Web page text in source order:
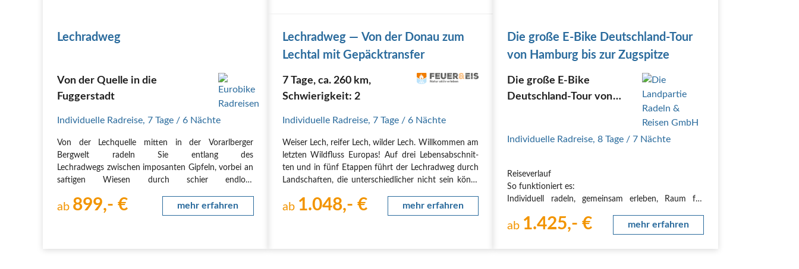
Lechradweg
Von der Quelle in die
Fuggerstadt
Individuelle Radreise, 7 Tage / 6 Nächte
Von der Lechquelle mitten in der Vorarlberger
Bergwelt radeln Sie entlang des
Lechradwegs zwischen imposanten Gipfeln, vorbei an
saftigen Wiesen durch schier endlose
kleine Bergdörfer, der wilde ursprüngliche Lech ist der
ab 899,- € mehr erfahren
Lech­rad­weg — Von der Donau zum
Lech­tal mit Gepäcktransfer
7 Tage, ca. 260 km,
Schwierigkeit: 2
Individuelle Radreise, 7 Tage / 6 Nächte
Wei­ser Lech, rei­fer Lech, wil­der Lech. Will­kom­men am
letz­ten Wild­fluss Euro­pas! Auf drei Lebens­ab­schnit­
ten und in fünf Etap­pen führt der Lech­rad­weg durch
Land­schaf­ten, die unter­schied­li­cher nicht sein könn­
prägt und…
ab 1.048,- € mehr erfahren
Die große E-Bike Deutschland-Tour
von Hamburg bis zur Zugspitze
Die große E-Bike
Deutschland-Tour von
Individuelle Radreise,8 Tage / 7 Nächte
Reiseverlauf
So funktioniert es:
Individuell radeln, gemeinsam erleben, Raum für
achttägigen Etappen erleben, erfahren und genießen
Sie auf dem E-Bike die Schönheit Deutschlands. Oder
ab 1.425,- € mehr erfahren